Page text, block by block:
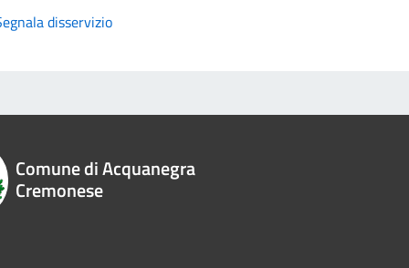
disservizio
Comune di Acquanegra
Cremonese